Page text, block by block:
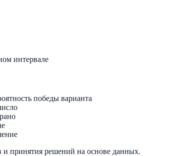
интервале
победы варианта
и принятия решений на основе данных.